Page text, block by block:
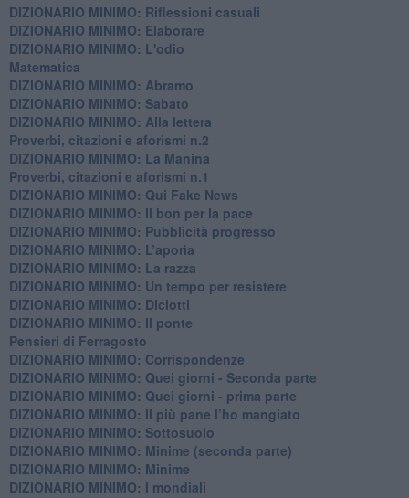
DIZIONARIO MINIMO: Riflessioni casuali
DIZIONARIO MINIMO: Elaborare
DIZIONARIO MINIMO: L'odio
​Matematica
DIZIONARIO MINIMO: Abramo
DIZIONARIO MINIMO: Sabato
​DIZIONARIO MINIMO: Alla lettera
Proverbi, citazioni e aforismi n.2
DIZIONARIO MINIMO: La Manina
​Proverbi, citazioni e aforismi n.1
DIZIONARIO MINIMO: Qui Fake News
DIZIONARIO MINIMO: ​Il bon per la pace
DIZIONARIO MINIMO: Pubblicità progresso
DIZIONARIO MINIMO: L’aporìa
DIZIONARIO MINIMO: La razza
DIZIONARIO MINIMO: Un tempo per resistere
DIZIONARIO MINIMO: Diciotti
DIZIONARIO MINIMO: Il ponte
Pensieri di Ferragosto
DIZIONARIO MINIMO: Corrispondenze
DIZIONARIO MINIMO: Quei giorni - Seconda parte
DIZIONARIO MINIMO: Quei giorni - prima parte
DIZIONARIO MINIMO: Il più pane l’ho mangiato
DIZIONARIO MINIMO: Sottosuolo
DIZIONARIO MINIMO: Minime (seconda parte)
DIZIONARIO MINIMO: Minime
DIZIONARIO MINIMO: ​I mondiali